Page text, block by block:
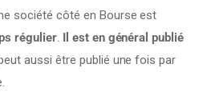
société côté en Bourse est
régulier. Il est en général publié
aussi être publié une fois par